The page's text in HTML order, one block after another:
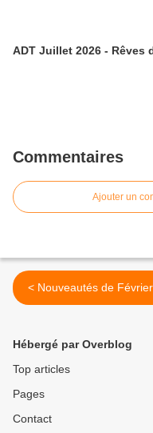
ADT Juillet 2026 - Rêves
Commentaires
Ajouter un
< Nouveautés de
Hébergé par Overblog
Top articles
Pages
Contact